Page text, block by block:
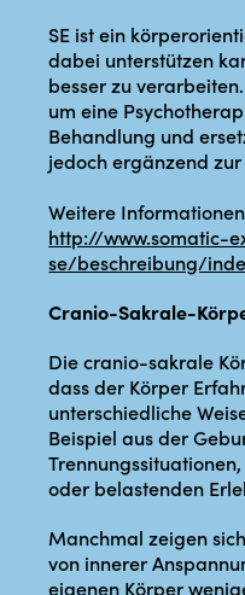
SE ist ein
dabei unterstützen
besser zu
um eine
Behandlung und
jedoch ergänzend
Weitere
http://www.somatic-
se/beschreibung/
Cranio-Sakrale-
Die cranio-sakrale
dass der Körper
unterschiedliche
Beispiel aus der
oder belastenden
Manchmal zeigen
von innerer
eigenen Körper